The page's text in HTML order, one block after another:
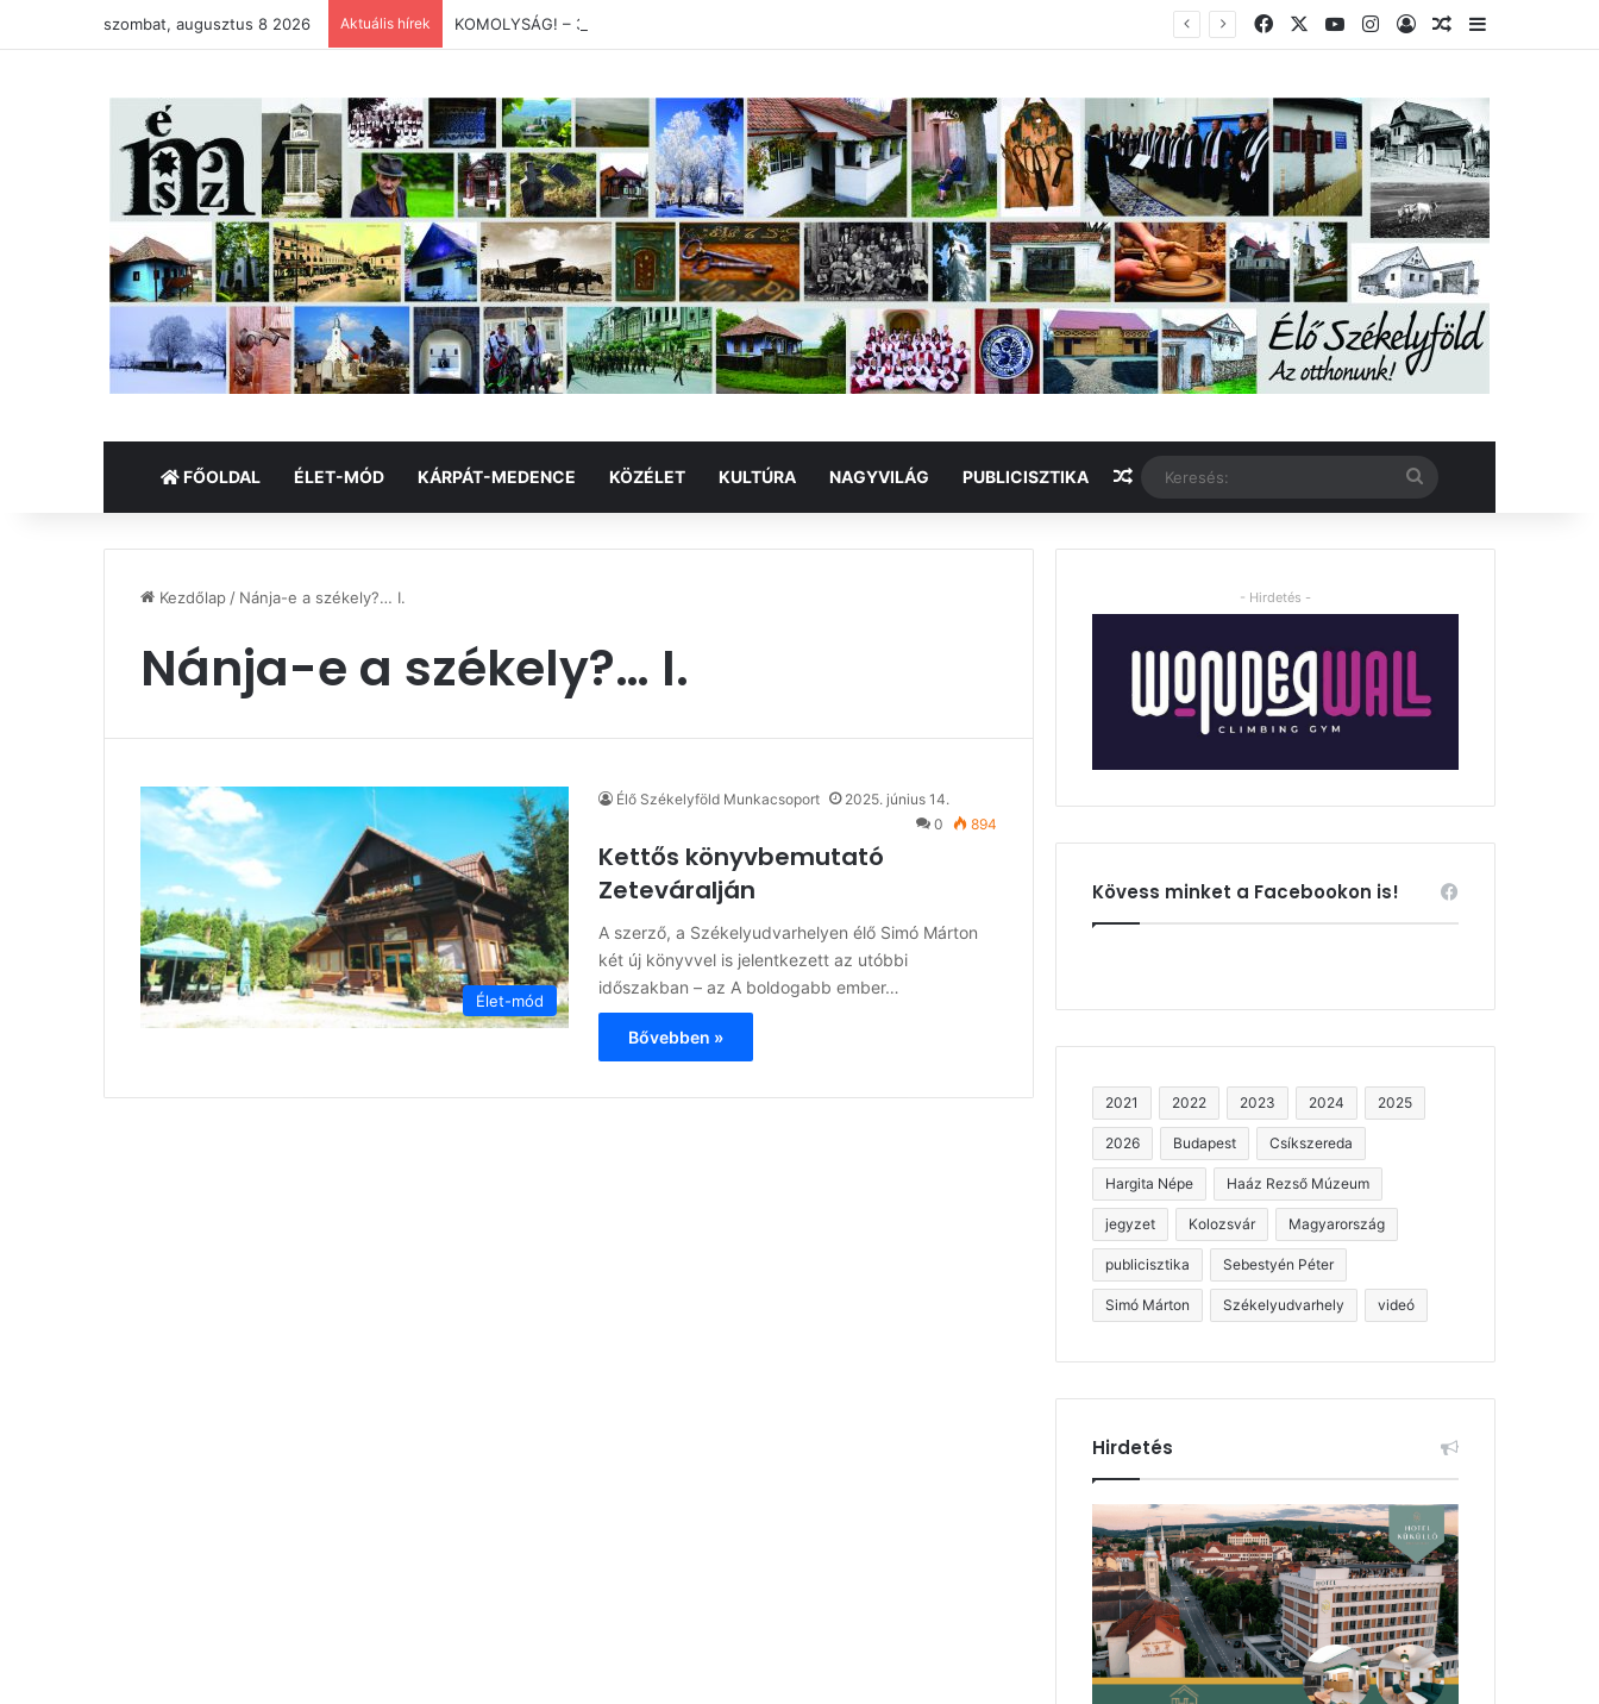
szombat, augusztus 8 2026 Aktuális hírek KOMOLYSÁG! – 30. Minimum Party alkotótábor és szakmai fórum FacebookYouTubeInstagram
BelépésVéletlen cikk
Oldalsáv
FŐOLDAL ÉLET-MÓD KÁRPÁT-MEDENCE KÖZÉLET KULTÚRA NAGYVILÁG PUBLICISZTIKA Véletlen cikk Keresés:
Kezdőlap / Nánja-e a székely?… I.
Nánja-e a székely?… I.
Élet-mód
Élő Székelyföld Munkacsoport
2025. június 14.
0
894
Kettős könyvbemutató
Zeteváralján
A szerző, a Székelyudvarhelyen élő Simó Márton
két új könyvvel is jelentkezett az utóbbi
időszakban – az A boldogabb ember…
Bővebben »
- Hirdetés -
Kövess minket a Facebookon is!
2021 2022 2023 2024 2025
2026 Budapest Csíkszereda
Hargita Népe Haáz Rezső Múzeum
jegyzet Kolozsvár Magyarország
publicisztika Sebestyén Péter
Simó Márton Székelyudvarhely videó
Hirdetés